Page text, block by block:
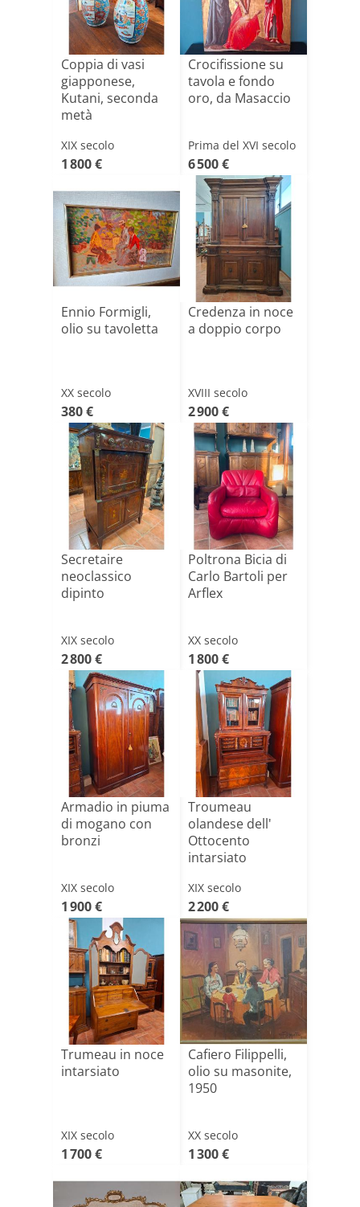
Coppia di vasi
giapponese,
Kutani, seconda
metà
XIX secolo
1 800 €
Crocifissione su
tavola e fondo
oro, da Masaccio
Prima del XVI secolo
6 500 €
Ennio Formigli,
olio su tavoletta
XX secolo
380 €
Credenza in noce
a doppio corpo
XVIII secolo
2 900 €
Secretaire
neoclassico
dipinto
XIX secolo
2 800 €
Poltrona Bicia di
Carlo Bartoli per
Arflex
XX secolo
1 800 €
Armadio in piuma
di mogano con
bronzi
XIX secolo
1 900 €
Troumeau
olandese dell'
Ottocento
intarsiato
XIX secolo
2 200 €
Trumeau in noce
intarsiato
XIX secolo
1 700 €
Cafiero Filippelli,
olio su masonite,
1950
XX secolo
1 300 €